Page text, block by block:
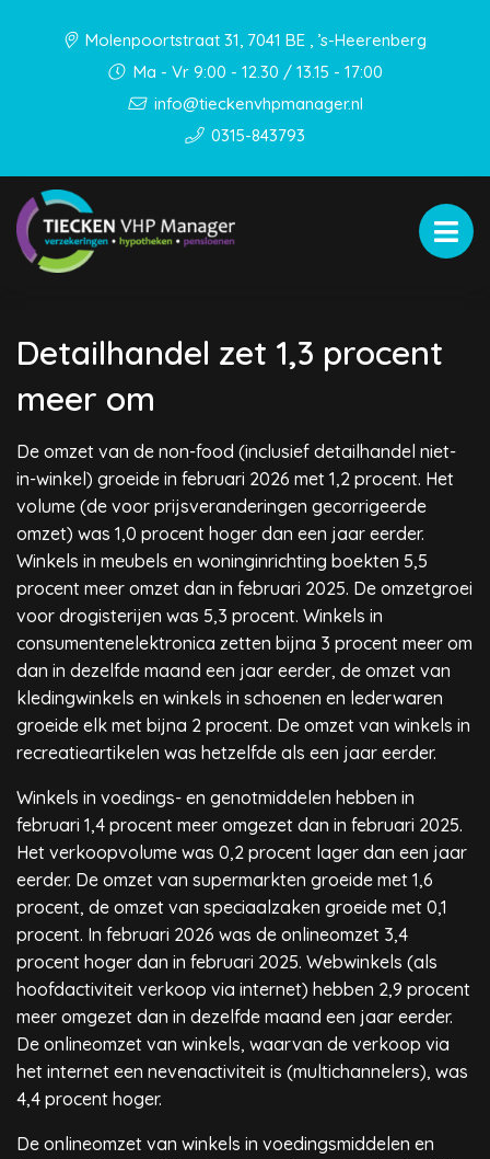
Molenpoortstraat 31, 7041 BE , ’s-Heerenberg
Ma - Vr 9:00 - 12.30 / 13.15 - 17:00
info@tieckenvhpmanager.nl
0315-843793
Detailhandel zet 1,3 procent
meer om
De omzet van de non-food (inclusief detailhandel niet-
in-winkel) groeide in februari 2026 met 1,2 procent. Het
volume (de voor prijsveranderingen gecorrigeerde
omzet) was 1,0 procent hoger dan een jaar eerder.
Winkels in meubels en woninginrichting boekten 5,5
procent meer omzet dan in februari 2025. De omzetgroei
voor drogisterijen was 5,3 procent. Winkels in
consumentenelektronica zetten bijna 3 procent meer om
dan in dezelfde maand een jaar eerder, de omzet van
kledingwinkels en winkels in schoenen en lederwaren
groeide elk met bijna 2 procent. De omzet van winkels in
recreatieartikelen was hetzelfde als een jaar eerder.
Winkels in voedings- en genotmiddelen hebben in
februari 1,4 procent meer omgezet dan in februari 2025.
Het verkoopvolume was 0,2 procent lager dan een jaar
eerder. De omzet van supermarkten groeide met 1,6
procent, de omzet van speciaalzaken groeide met 0,1
procent. In februari 2026 was de onlineomzet 3,4
procent hoger dan in februari 2025. Webwinkels (als
hoofdactiviteit verkoop via internet) hebben 2,9 procent
meer omgezet dan in dezelfde maand een jaar eerder.
De onlineomzet van winkels, waarvan de verkoop via
het internet een nevenactiviteit is (multichannelers), was
4,4 procent hoger.
De onlineomzet van winkels in voedingsmiddelen en